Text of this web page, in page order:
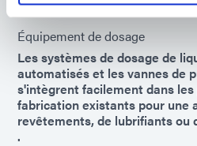
Équipement de dosage
Les systèmes de dosage de
automatisés et les vannes de
s'intègrent facilement dans les
fabrication existants pour une
revêtements, de lubrifiants ou
.